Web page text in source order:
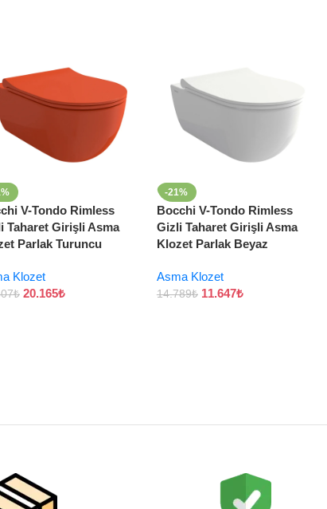
V-Tondo Rimless
Taharet Girişli Asma
Parlak Turuncu
Klozet
₺ 20.165₺
-21%
Bocchi V-Tondo Rimless
Gizli Taharet Girişli Asma
Klozet Parlak Beyaz
Asma Klozet
14.789₺ 11.647₺